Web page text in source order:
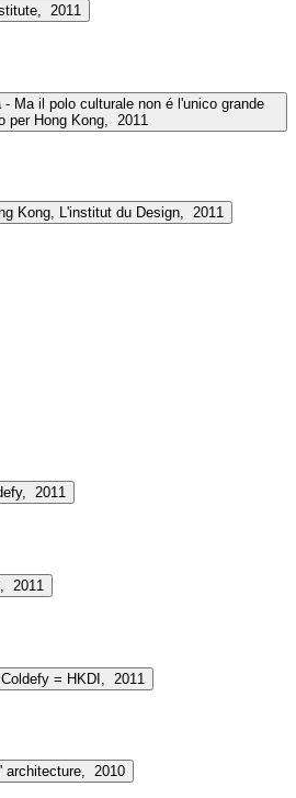
2011
Ma il polo culturale non é l'unico grande
per Hong Kong, 2011
Kong, L'institut du Design, 2011
2011
2011
= HKDI, 2011
architecture, 2010